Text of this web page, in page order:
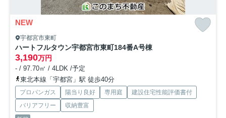
NEW
宇都宮市東町
ハートフルタウン宇都宮市東町184番A号棟
3,190万円
- / 97.70㎡ / 4LDK /予定
東北本線「宇都宮」駅 徒歩40分
プロパンガス 陽当り良好 専用庭
建設住宅性能評価書付
バリアフリー
収納豊富